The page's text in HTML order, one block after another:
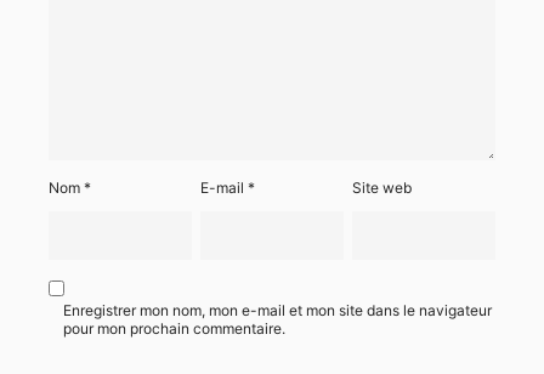
Nom * E-mail* Site web
Enregistrer mon nom, mon e-mail et mon site dans le navigateur
pour mon prochain commentaire.